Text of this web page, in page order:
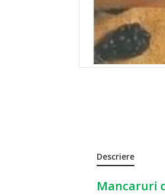
Descriere
Mancaruri